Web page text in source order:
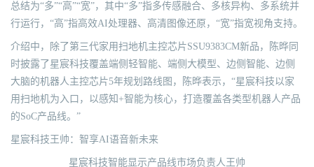
总结为“多”“高”“宽”，其中“多”指多传感融合、多核异构、多系统并
行运行，“高”指高效AI处理器、高清图像还原，“宽”指宽视角支持。
介绍中，除了第三代家用扫地机主控芯片SSU9383CM新品，陈晔同
时披露了星宸科技覆盖端侧轻智能、端侧大模型、边侧智能、边侧
大脑的机器人主控芯片5年规划路线图，陈晔表示，“星宸科技以家
用扫地机为入口，以感知+智能为核心，打造覆盖各类型机器人产品
的SoC产品线。”
星宸科技王帅：智享AI语音新未来
星宸科技智能显示产品线市场负责人王帅